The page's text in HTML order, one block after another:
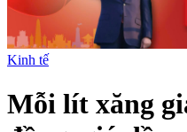
Kinh tế
Mỗi lít xăng